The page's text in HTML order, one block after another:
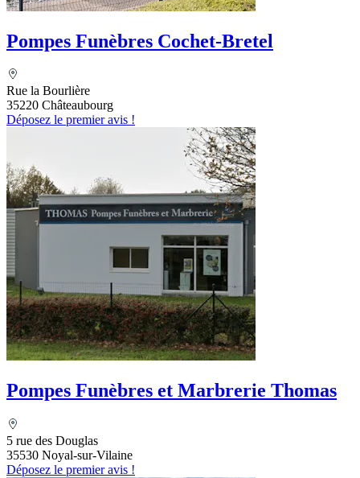
Pompes Funèbres Cochet-Bretel
Rue la Bourlière
35220 Châteaubourg
Déposez le premier avis !
Pompes Funèbres et Marbrerie Thomas
5 rue des Douglas
35530 Noyal-sur-Vilaine
Déposez le premier avis !